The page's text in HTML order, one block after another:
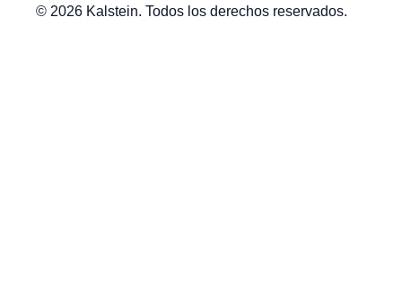
© 2026 Kalstein. Todos los derechos reservados.